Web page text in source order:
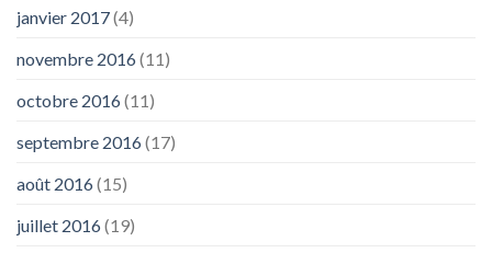
janvier 2017(4)
novembre 2016(11)
octobre 2016(11)
septembre 2016(17)
août 2016(15)
juillet 2016(19)